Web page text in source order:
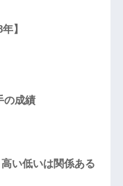
】
の成績
い低いは関係ある